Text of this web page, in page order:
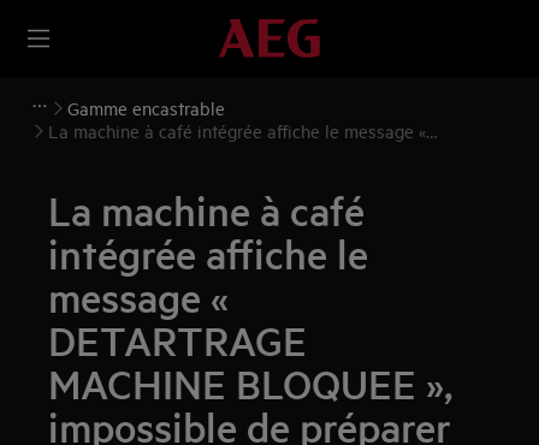
Gamme encastrable
La machine à café intégrée affiche le message «
La machine à café
intégrée affiche le
message «
DETARTRAGE
MACHINE BLOQUEE »,
impossible de préparer